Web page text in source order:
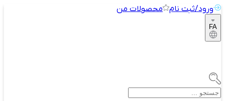
ورود/ثبت نام محصولات من
FA